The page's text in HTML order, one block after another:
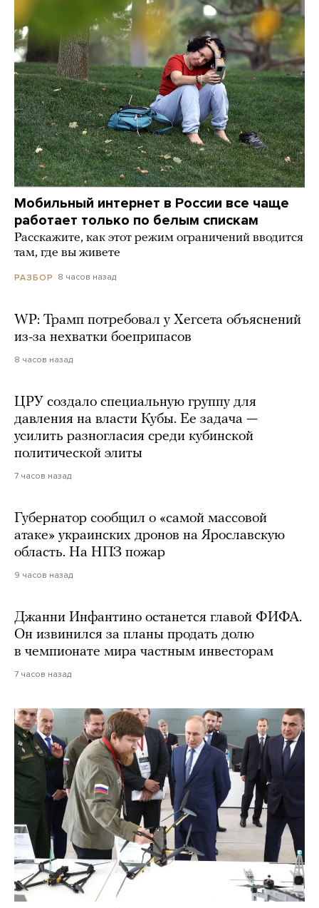
Мобильный интернет в России все чаще
работает только по белым спискам
Расскажите, как этот режим ограничений вводится
там, где вы живете
РАЗБОР 8 часов назад
WP: Трамп потребовал у Хегсета объяснений
из-за нехватки боеприпасов
8 часов назад
ЦРУ создало специальную группу для
давления на власти Кубы. Ее задача —
усилить разногласия среди кубинской
политической элиты
7 часов назад
Губернатор сообщил о «самой массовой
атаке» украинских дронов на Ярославскую
область. На НПЗ пожар
9 часов назад
Джанни Инфантино останется главой ФИФА.
Он извинился за планы продать долю
в чемпионате мира частным инвесторам
7 часов назад